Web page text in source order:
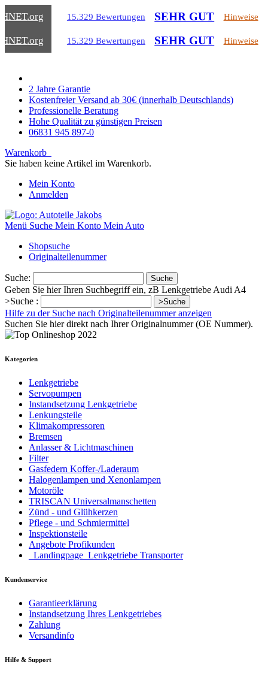
.org 15.329 Bewertungen SEHR GUT Hinweise
.org 15.329 Bewertungen SEHR GUT Hinweise
2 Jahre Garantie
Kostenfreier Versand ab 30€ (innerhalb Deutschlands)
Professionelle Beratung
Hohe Qualität zu günstigen Preisen
06831 945 897-0
Warenkorb
Sie haben keine Artikel im Warenkorb.
Mein Konto
Anmelden
Menü Suche Mein Konto Mein Auto
Shopsuche
Originalteilenummer
Suche: Suche
Geben Sie hier Ihren Suchbegriff ein, zB Lenkgetriebe Audi A4
>Suche :
>Suche
Hilfe zu der Suche nach Originalteilenummer anzeigen
Suchen Sie hier direkt nach Ihrer Originalnummer (OE Nummer).
Kategorien
Lenkgetriebe
Servopumpen
Instandsetzung Lenkgetriebe
Lenkungsteile
Klimakompressoren
Bremsen
Anlasser & Lichtmaschinen
Filter
Gasfedern Koffer-/Laderaum
Halogenlampen und Xenonlampen
Motoröle
TRISCAN Universalmanschetten
Zünd - und Glühkerzen
Pflege - und Schmiermittel
Inspektionsteile
Angebote Profikunden
_Landingpage_Lenkgetriebe Transporter
Kundenservice
Garantieerklärung
Instandsetzung Ihres Lenkgetriebes
Zahlung
Versandinfo
Hilfe & Support